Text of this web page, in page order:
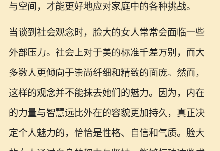
与空间，才能更好地应对家庭中的各种挑战。
当谈到社会观念时，脸大的女人常常会面临一些
外部压力。社会上对于美的标准千差万别，而大
多数人更倾向于崇尚纤细和精致的面庞。然而，
这样的观念并不能抹去她们的魅力。因为，内在
的力量与智慧远比外在的容貌更加持久，真正决
定个人魅力的，恰恰是性格、自信和气质。脸大